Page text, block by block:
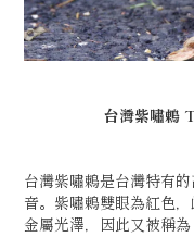
台灣紫嘯
台灣紫嘯鶇是台灣特有
音。紫嘯鶇雙眼為紅色
金屬光澤，因此又被稱為